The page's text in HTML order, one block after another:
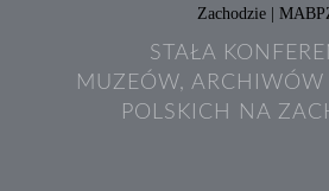
STAŁA
MUZEÓW, ARCHIWÓW
POLSKICH NA